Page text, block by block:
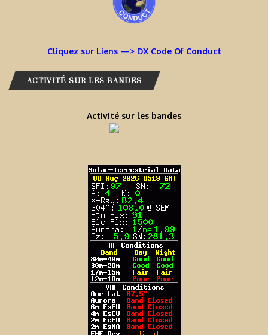
Cliquez sur Liens —> DX Code Of Conduct
ACTIVITÉ SUR LES BANDES
Activité sur les bandes